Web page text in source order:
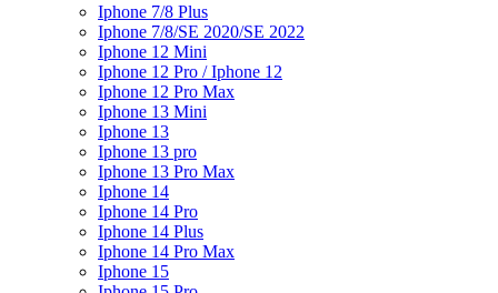
Iphone 7/8 Plus
Iphone 7/8/SE 2020/SE 2022
Iphone 12 Mini
Iphone 12 Pro / Iphone 12
Iphone 12 Pro Max
Iphone 13 Mini
Iphone 13
Iphone 13 pro
Iphone 13 Pro Max
Iphone 14
Iphone 14 Pro
Iphone 14 Plus
Iphone 14 Pro Max
Iphone 15